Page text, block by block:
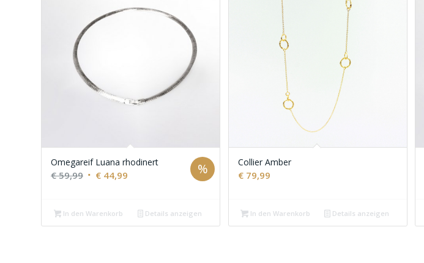
Omegareif Luana rhodinert
€59,99 Ursprünglicher
€ 59,99
€ 44,99
€ 44,99.
%
In den Warenkorb Details anzeigen
Collier Amber
€79,99
In den Warenkorb Details anzeigen